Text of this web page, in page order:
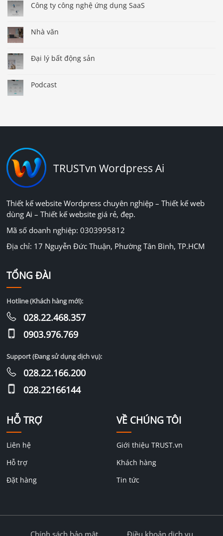
Công ty công nghệ ứng dụng SaaS
Nhà văn
Đại lý bất động sản
Podcast
TRUSTvn Wordpress Ai
Thiết kế website Wordpress chuyên nghiệp – Thiết kế web
dùng Ai – Thiết kế website giá rẻ, đẹp.
Mã số doanh nghiệp: 0303995812
Địa chỉ: 17 Nguyễn Đức Thuận, Phường Tân Bình, TP.HCM
HỖ TRỢ
Liên hệ
Hỗ trợ
Đặt hàng
VỀ CHÚNG TÔI
Giới thiệu TRUST.vn
Khách hàng
Tin tức
TỔNG ĐÀI
Hotline (Khách hàng mới):
028.22.468.357
0903.976.769
Support (Đang sử dụng dịch vụ):
028.22.166.200
028.22166144
Chính sách bảo mật Điều khoản dịch vụ